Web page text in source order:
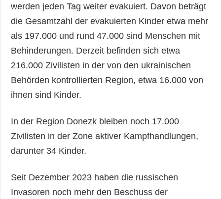
werden jeden Tag weiter evakuiert. Davon beträgt
die Gesamtzahl der evakuierten Kinder etwa mehr
als 197.000 und rund 47.000 sind Menschen mit
Behinderungen. Derzeit befinden sich etwa
216.000 Zivilisten in der von den ukrainischen
Behörden kontrollierten Region, etwa 16.000 von
ihnen sind Kinder.
In der Region Donezk bleiben noch 17.000
Zivilisten in der Zone aktiver Kampfhandlungen,
darunter 34 Kinder.
Seit Dezember 2023 haben die russischen
Invasoren noch mehr den Beschuss der